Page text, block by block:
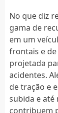
No que diz
gama de
em um
frontais e
projetada
acidentes.
de tração e
subida e até
contribuem